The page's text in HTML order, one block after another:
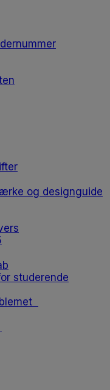
og designguide
studerende